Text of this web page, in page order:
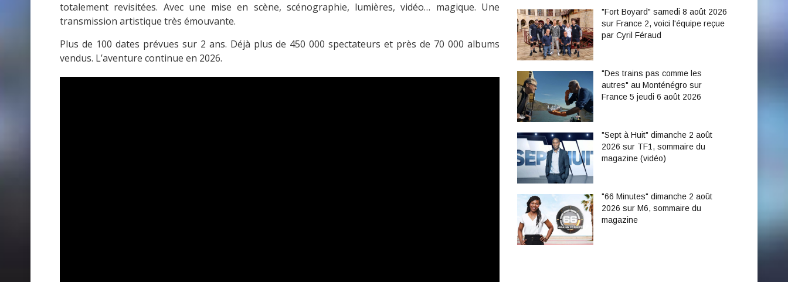
totalement revisitées. Avec une mise en scène, scénographie, lumières, vidéo… magique. Une
transmission artistique très émouvante.
Plus de 100 dates prévues sur 2 ans. Déjà plus de 450 000 spectateurs et près de 70 000 albums
vendus. L’aventure continue en 2026.
"Fort Boyard" samedi 8 août 2026
sur France 2, voici l'équipe reçue
par Cyril Féraud
"Des trains pas comme les
autres" au Monténégro sur
France 5 jeudi 6 août 2026
"Sept à Huit" dimanche 2 août
2026 sur TF1, sommaire du
magazine (vidéo)
"66 Minutes" dimanche 2 août
2026 sur M6, sommaire du
magazine